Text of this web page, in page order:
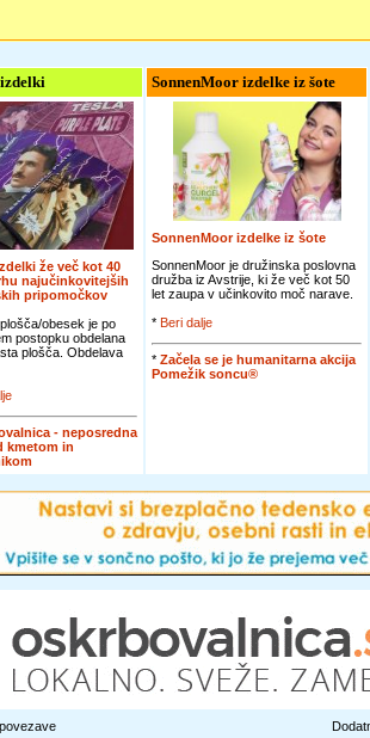
že več kot 40
najučinkovitejših
pripomočkov
obesek je po
postopku obdelana
plošča. Obdelava
- neposredna
kmetom in
SonnenMoor izdelke iz šote
SonnenMoor izdelke iz šote
SonnenMoor je družinska poslovna
družba iz Avstrije, ki že več kot 50
let zaupa v učinkovito moč narave.
* Beri dalje
* Začela se je humanitarna akcija
Pomežik soncu®